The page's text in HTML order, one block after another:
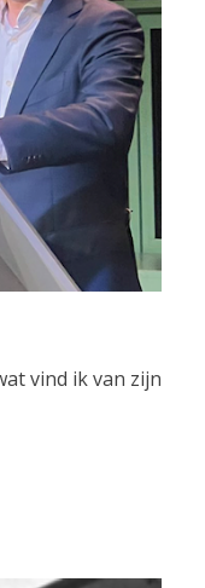
vind ik van zijn